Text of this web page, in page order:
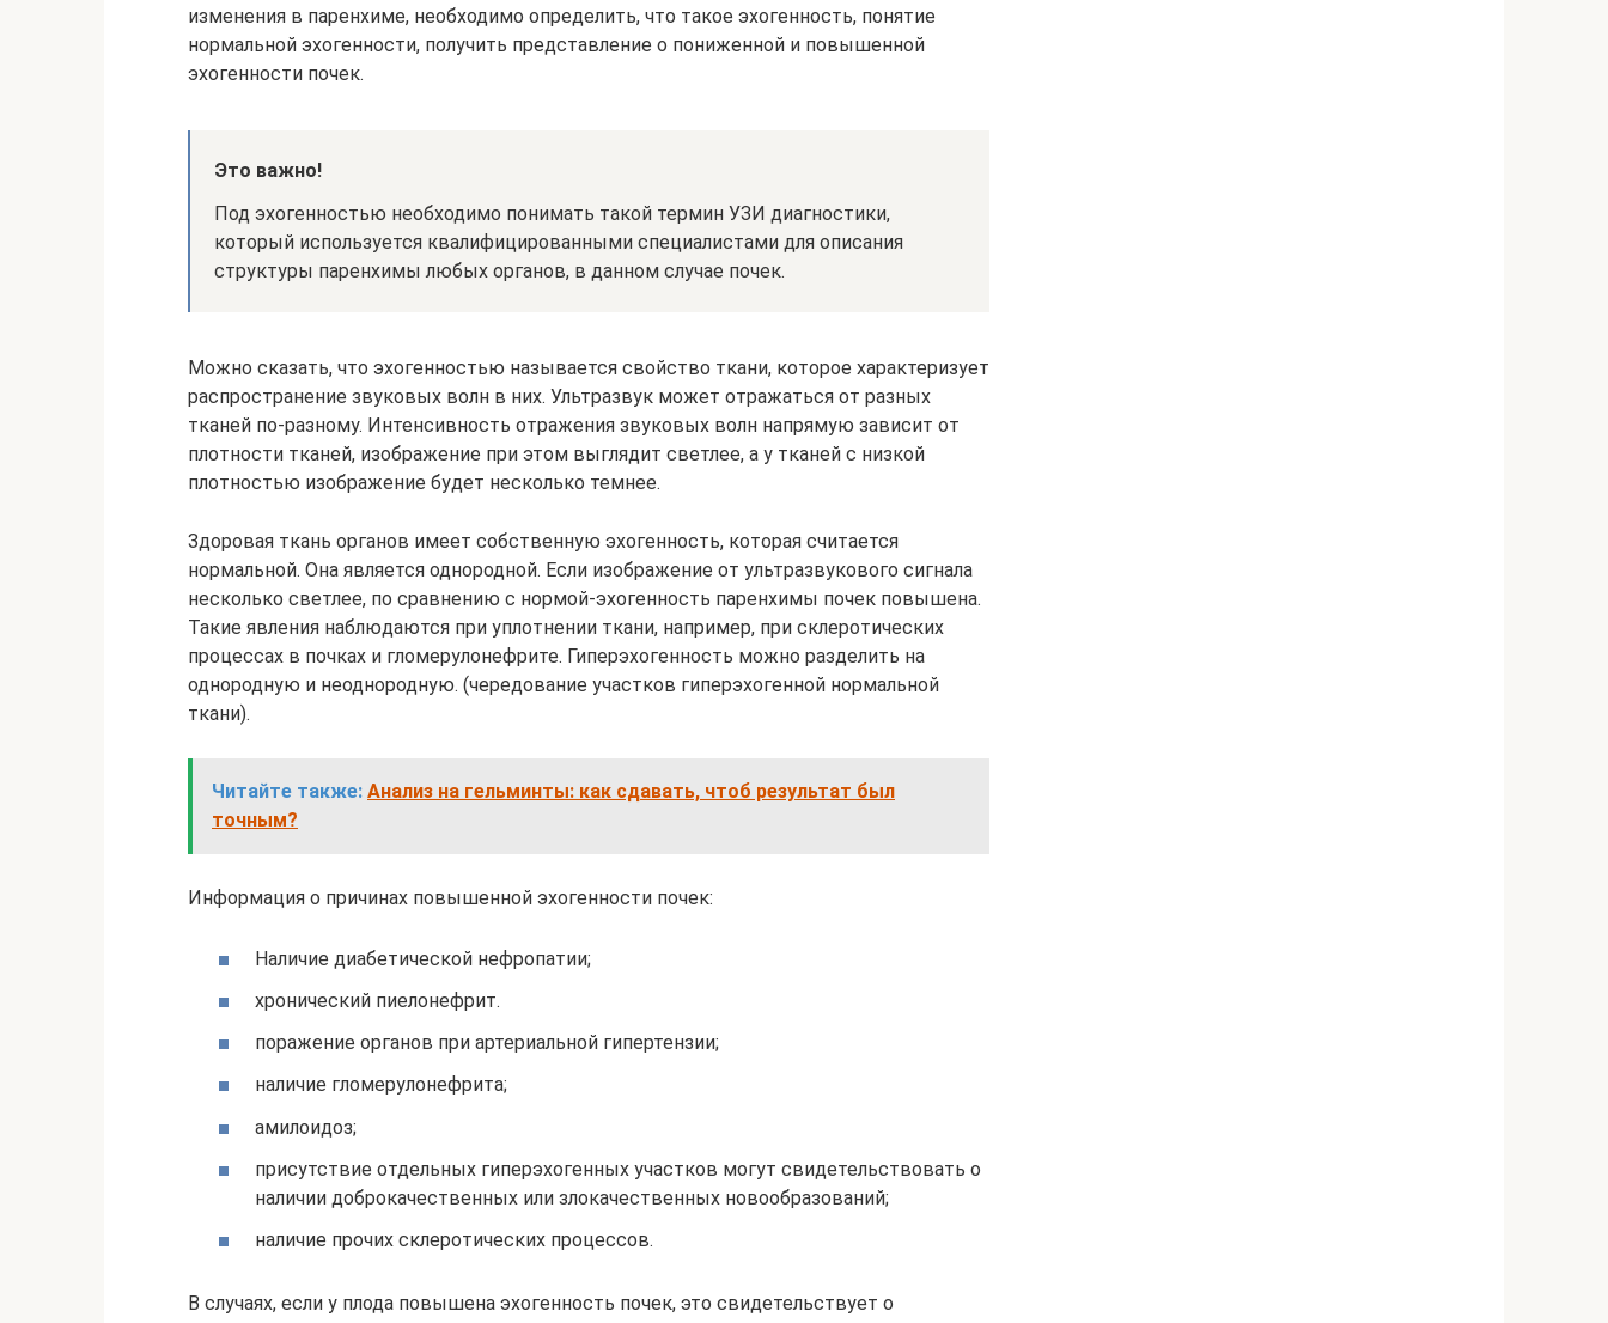
изменения в паренхиме, необходимо определить, что такое эхогенность, понятие
нормальной эхогенности, получить представление о пониженной и повышенной
эхогенности почек.
Это важно!
Под эхогенностью необходимо понимать такой термин УЗИ диагностики,
который используется квалифицированными специалистами для описания
структуры паренхимы любых органов, в данном случае почек.
Можно сказать, что эхогенностью называется свойство ткани, которое характеризует
распространение звуковых волн в них. Ультразвук может отражаться от разных
тканей по-разному. Интенсивность отражения звуковых волн напрямую зависит от
плотности тканей, изображение при этом выглядит светлее, а у тканей с низкой
плотностью изображение будет несколько темнее.
Здоровая ткань органов имеет собственную эхогенность, которая считается
нормальной. Она является однородной. Если изображение от ультразвукового сигнала
несколько светлее, по сравнению с нормой-эхогенность паренхимы почек повышена.
Такие явления наблюдаются при уплотнении ткани, например, при склеротических
процессах в почках и гломерулонефрите. Гиперэхогенность можно разделить на
однородную и неоднородную. (чередование участков гиперэхогенной нормальной
ткани).
Читайте также: Анализ на гельминты: как сдавать, чтоб результат был
точным?
Информация о причинах повышенной эхогенности почек:
Наличие диабетической нефропатии;
хронический пиелонефрит.
поражение органов при артериальной гипертензии;
наличие гломерулонефрита;
амилоидоз;
присутствие отдельных гиперэхогенных участков могут свидетельствовать о
наличии доброкачественных или злокачественных новообразований;
наличие прочих склеротических процессов.
В случаях, если у плода повышена эхогенность почек, это свидетельствует о